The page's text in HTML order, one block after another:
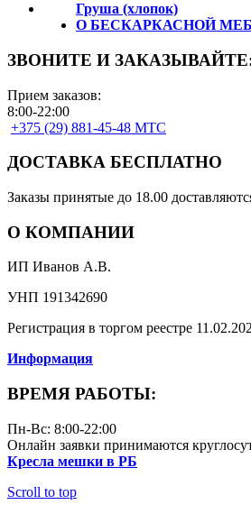
Груша (хлопок)
О БЕСКАРКАСНОЙ
ЗВОНИТЕ И
Прием заказов:
8:00-22:00
+375 (29) 881-45-48 МТС
ДОСТАВКА БЕСПЛАТНО
Заказы принятые до 18.00
О КОМПАНИИ
ИП Иванов А.В.
УНП 191342690
Регистрация в торгом реестре
Информация
ВРЕМЯ РАБОТЫ:
Пн-Вс: 8:00-22:00
Онлайн заявки принимаются
Кресла мешки в РБ
Scroll to top